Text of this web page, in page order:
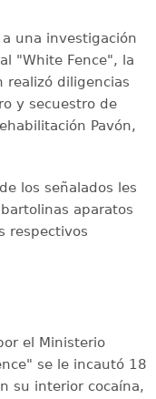
una investigación
"White Fence", la
realizó diligencias
y secuestro de
Pavón,
los señalados les
aparatos
respectivos
el Ministerio
se le incautó 18
su interior cocaína,